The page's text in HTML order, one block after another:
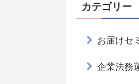
カテゴリー
お届けセ
企業法務